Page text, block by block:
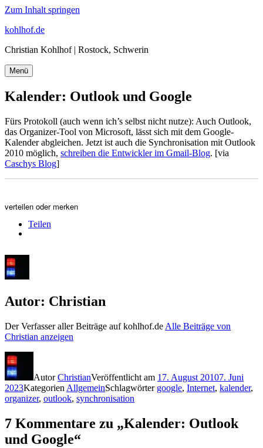
Zum Inhalt springen
kohlhof.de
Christian Kohlhof | Rostock, Schwerin
Menü
Kalender: Outlook und Google
Fürs Protokoll (auch wenn ich’s selbst nicht nutze): Auch Outlook,
das Organizer-Tool von Microsoft, lässt sich mit dem Google-
Kalender abgleichen. Jetzt ist auch die Synchronisation mit Outlook
2010 möglich, schreiben die Entwickler im Gmail-Blog. [via
Caschys Blog]
verteilen oder merken
Teilen
Autor: Christian
Der Verfasser aller Beiträge auf kohlhof.de Alle Beiträge von
Christian anzeigen
AutorChristianVeröffentlicht am 17. August 20107. Juni
2023Kategorien AllgemeinSchlagwörter google, Internet, kalender,
organizer, outlook, synchronisation
7 Kommentare zu „Kalender: Outlook
und Google“